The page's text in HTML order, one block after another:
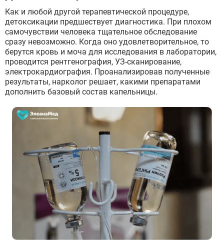
Как и любой другой терапевтической процедуре,
детоксикации предшествует диагностика. При плохом
самочувствии человека тщательное обследование
сразу невозможно. Когда оно удовлетворительное, то
берутся кровь и моча для исследования в лаборатории,
проводится рентгенография, УЗ-сканирование,
электрокардиография. Проанализировав полученные
результаты, нарколог решает, какими препаратами
дополнить базовый состав капельницы.